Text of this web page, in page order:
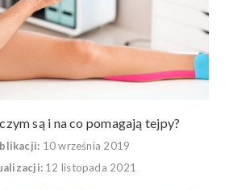
są i na co pomagają tejpy?
10 września 2019
12 listopada 2021